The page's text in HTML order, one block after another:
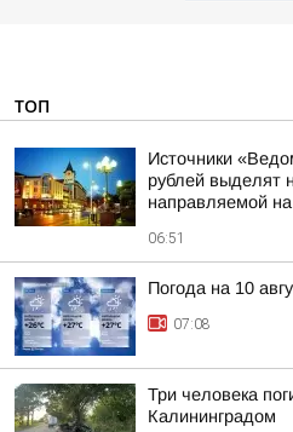
ТОП
Источники
рублей выделят
направляемой на
06:51
Погода на 10
07:08
Три человека
Калининградом